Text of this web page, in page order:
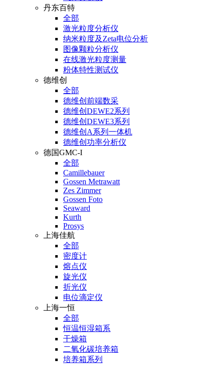
丹东百特
全部
激光粒度分析仪
纳米粒度及Zeta电位分析
图像颗粒分析仪
在线激光粒度测量
粉体特性测试仪
德维创
全部
德维创前端数采
德维创DEWE2系列
德维创DEWE3系列
德维创A系列一体机
德维创功率分析仪
德国GMC-I
全部
Camillebauer
Gossen Metrawatt
Zes Zimmer
Gossen Foto
Seaward
Kurth
Prosys
上海佳航
全部
密度计
熔点仪
旋光仪
折光仪
电位滴定仪
上海一恒
全部
恒温恒湿箱系
干燥箱
二氧化碳培养箱
培养箱系列